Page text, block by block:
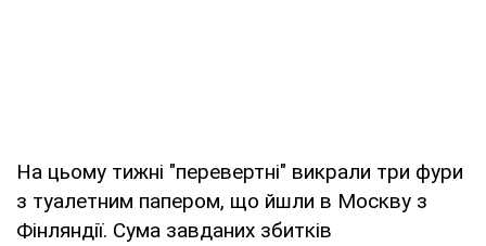
На цьому тижні "перевертні" викрали три фури
з туалетним папером, що йшли в Москву з
Фінляндії. Сума завданих збитків